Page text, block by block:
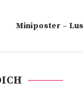
Miniposter –